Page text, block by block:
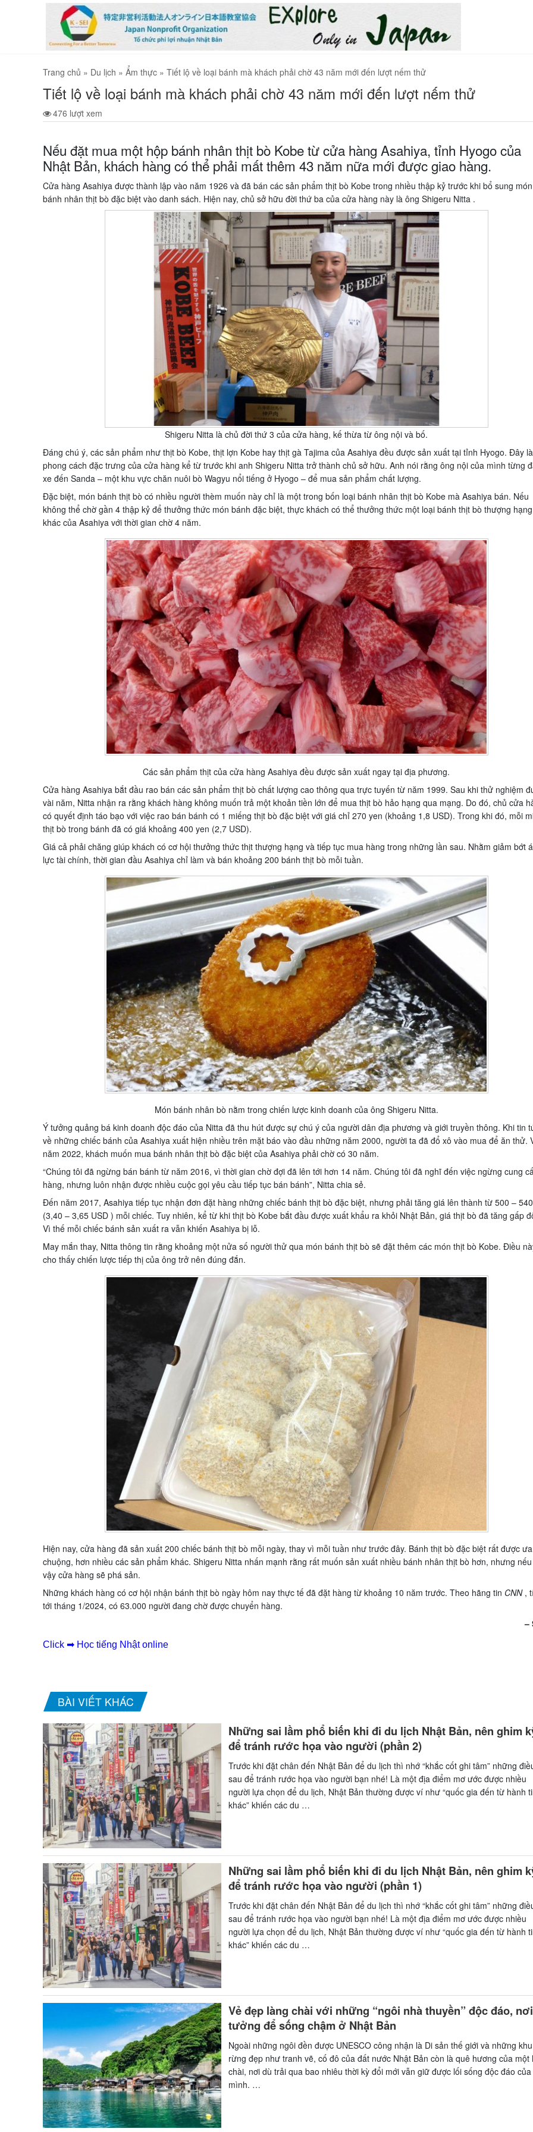
Trang chủ » Du lịch » Ẩm thực » Tiết lộ về loại bánh mà khách phải chờ 43 năm mới đến lượt nếm thử
Tiết lộ về loại bánh mà khách phải chờ 43 năm mới đến lượt nếm thử
476 lượt xem
Nếu đặt mua một hộp bánh nhân thịt bò Kobe từ cửa hàng Asahiya, tỉnh Hyogo của
Nhật Bản, khách hàng có thể phải mất thêm 43 năm nữa mới được giao hàng.
Cửa hàng Asahiya được thành lập vào năm 1926 và đã bán các sản phẩm thịt bò Kobe trong nhiều thập kỷ trước khi bổ sung món
bánh nhân thịt bò đặc biệt vào danh sách. Hiện nay, chủ sở hữu đời thứ ba của cửa hàng này là ông Shigeru Nitta .
Shigeru Nitta là chủ đời thứ 3 của cửa hàng, kế thừa từ ông nội và bố.
Đáng chú ý, các sản phẩm như thịt bò Kobe, thịt lợn Kobe hay thịt gà Tajima của Asahiya đều được sản xuất tại tỉnh Hyogo. Đây là
phong cách đặc trưng của cửa hàng kể từ trước khi anh Shigeru Nitta trở thành chủ sở hữu. Anh nói rằng ông nội của mình từng
xe đến Sanda – một khu vực chăn nuôi bò Wagyu nổi tiếng ở Hyogo – để mua sản phẩm chất lượng.
Đặc biệt, món bánh thịt bò có nhiều người thèm muốn này chỉ là một trong bốn loại bánh nhân thịt bò Kobe mà Asahiya bán. Nếu
không thể chờ gần 4 thập kỷ để thưởng thức món bánh đặc biệt, thực khách có thể thưởng thức một loại bánh thịt bò thượng hạng
khác của Asahiya với thời gian chờ 4 năm.
Các sản phẩm thịt của cửa hàng Asahiya đều được sản xuất ngay tại địa phương.
Cửa hàng Asahiya bắt đầu rao bán các sản phẩm thịt bò chất lượng cao thông qua trực tuyến từ năm 1999. Sau khi thử nghiệm
vài năm, Nitta nhận ra rằng khách hàng không muốn trả một khoản tiền lớn để mua thịt bò hảo hạng qua mạng. Do đó, chủ cửa
có quyết định táo bạo với việc rao bán bánh có 1 miếng thịt bò đặc biệt với giá chỉ 270 yen (khoảng 1,8 USD). Trong khi đó, mỗi
thịt bò trong bánh đã có giá khoảng 400 yen (2,7 USD).
Giá cả phải chăng giúp khách có cơ hội thưởng thức thịt thượng hạng và tiếp tục mua hàng trong những lần sau. Nhằm giảm bớt
lực tài chính, thời gian đầu Asahiya chỉ làm và bán khoảng 200 bánh thịt bò mỗi tuần.
Món bánh nhân bò nằm trong chiến lược kinh doanh của ông Shigeru Nitta.
Ý tưởng quảng bá kinh doanh độc đáo của Nitta đã thu hút được sự chú ý của người dân địa phương và giới truyền thông. Khi tin
về những chiếc bánh của Asahiya xuất hiện nhiều trên mặt báo vào đầu những năm 2000, người ta đã đổ xô vào mua để ăn thử.
năm 2022, khách muốn mua bánh nhân thịt bò đặc biệt của Asahiya phải chờ có 30 năm.
“Chúng tôi đã ngừng bán bánh từ năm 2016, vì thời gian chờ đợi đã lên tới hơn 14 năm. Chúng tôi đã nghĩ đến việc ngừng cung
hàng, nhưng luôn nhận được nhiều cuộc gọi yêu cầu tiếp tục bán bánh”, Nitta chia sẻ.
Đến năm 2017, Asahiya tiếp tục nhận đơn đặt hàng những chiếc bánh thịt bò đặc biệt, nhưng phải tăng giá lên thành từ 500 –
(3,40 – 3,65 USD ) mỗi chiếc. Tuy nhiên, kể từ khi thịt bò Kobe bắt đầu được xuất khẩu ra khỏi Nhật Bản, giá thịt bò đã tăng gấp
Vì thế mỗi chiếc bánh sản xuất ra vẫn khiến Asahiya bị lỗ.
May mắn thay, Nitta thông tin rằng khoảng một nửa số người thử qua món bánh thịt bò sẽ đặt thêm các món thịt bò Kobe. Điều
cho thấy chiến lược tiếp thị của ông trở nên đúng đắn.
Hiện nay, cửa hàng đã sản xuất 200 chiếc bánh thịt bò mỗi ngày, thay vì mỗi tuần như trước đây. Bánh thịt bò đặc biệt rất được ưa
chuộng, hơn nhiều các sản phẩm khác. Shigeru Nitta nhấn mạnh rằng rất muốn sản xuất nhiều bánh nhân thịt bò hơn, nhưng
vậy cửa hàng sẽ phá sản.
Những khách hàng có cơ hội nhận bánh thịt bò ngày hôm nay thực tế đã đặt hàng từ khoảng 10 năm trước. Theo hãng tin CNN ,
tới tháng 1/2024, có 63.000 người đang chờ được chuyển hàng.
–
Click ➡ Học tiếng Nhật online
BÀI VIẾT KHÁC
Những sai lầm phổ biến khi đi du lịch Nhật Bản, nên ghim
để tránh rước họa vào người (phần 2)
Trước khi đặt chân đến Nhật Bản để du lịch thì nhớ “khắc cốt ghi tâm” những
sau để tránh rước họa vào người bạn nhé! Là một địa điểm mơ ước được nhiều
người lựa chọn để du lịch, Nhật Bản thường được ví như “quốc gia đến từ hành
khác” khiến các du …
Những sai lầm phổ biến khi đi du lịch Nhật Bản, nên ghim
để tránh rước họa vào người (phần 1)
Trước khi đặt chân đến Nhật Bản để du lịch thì nhớ “khắc cốt ghi tâm” những
sau để tránh rước họa vào người bạn nhé! Là một địa điểm mơ ước được nhiều
người lựa chọn để du lịch, Nhật Bản thường được ví như “quốc gia đến từ hành
khác” khiến các du …
Vẻ đẹp làng chài với những “ngôi nhà thuyền” độc đáo,
tưởng để sống chậm ở Nhật Bản
Ngoài những ngôi đền được UNESCO công nhận là Di sản thế giới và những khu
rừng đẹp như tranh vẽ, cố đô của đất nước Nhật Bản còn là quê hương của một
chài, nơi dù trải qua bao nhiêu thời kỳ đổi mới vẫn giữ được lối sống độc đáo của
mình. …